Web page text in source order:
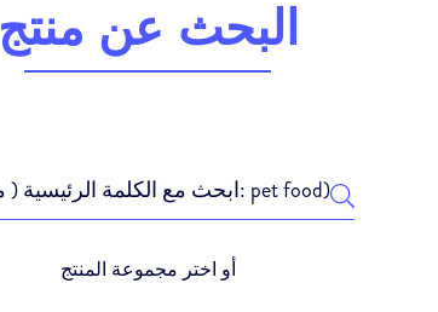
البحث عن منتج
أو اختر مجموعة المنتج